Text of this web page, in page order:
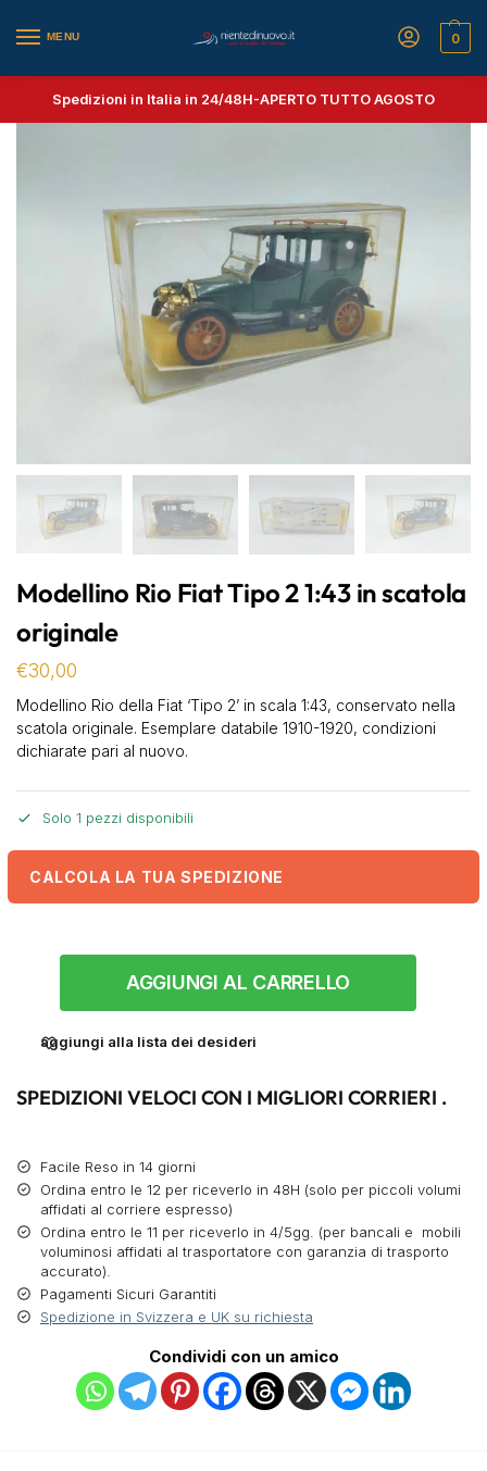
MENU 0
Spedizioni in Italia in 24/48H-APERTO TUTTO AGOSTO
Modellino Rio Fiat Tipo 2 1:43 in scatola
originale
€30,00
Modellino Rio della Fiat ‘Tipo 2’ in scala 1:43, conservato nella
scatola originale. Esemplare databile 1910-1920, condizioni
dichiarate pari al nuovo.
Solo 1 pezzi disponibili
CALCOLA LA TUA SPEDIZIONE
AGGIUNGI AL CARRELLO
aggiungi alla lista dei desideri
SPEDIZIONI VELOCI CON I MIGLIORI CORRIERI .
Facile Reso in 14 giorni
Ordina entro le 12 per riceverlo in 48H (solo per piccoli volumi
affidati al corriere espresso)
Ordina entro le 11 per riceverlo in 4/5gg. (per bancali e mobili
voluminosi affidati al trasportatore con garanzia di trasporto
accurato).
Pagamenti Sicuri Garantiti
Spedizione in Svizzera e UK su richiesta
Condividi con un amico